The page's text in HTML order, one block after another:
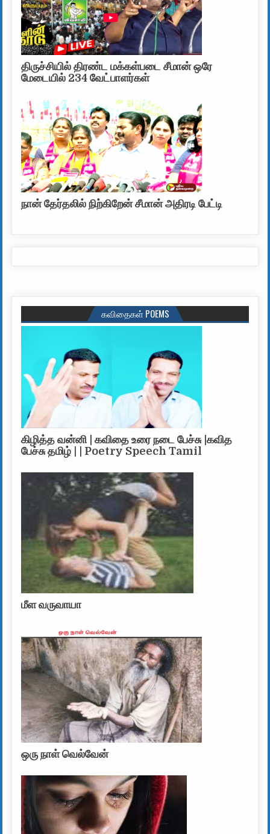
திருச்சியில் திரண்ட மக்கள்படை சீமான் ஒரே
மேடையில் 234 வேட்பாளர்கள்
நான் தேர்தலில் நிற்கிறேன் சீமான் அதிரடி பேட்டி
கவிதைகள் POEMS
கிழித்த வன்னி | கவிதை உரை நடை பேச்சு |கவித
பேச்சு தமிழ் | | Poetry Speech Tamil
மீள வருவாயா
ஒரு நாள் வெல்வேன்